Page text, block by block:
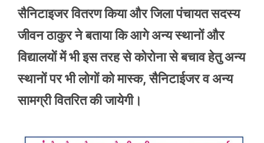
सैनिटाइजर वितरण किया और जिला पंचायत सदस्य
जीवन ठाकुर ने बताया कि आगे अन्य स्थानों और
विद्यालयों में भी इस तरह से कोरोना से बचाव हेतु अन्य
स्थानों पर भी लोगों को मास्क, सैनिटाईजर व अन्य
सामग्री वितरित की जायेगी।